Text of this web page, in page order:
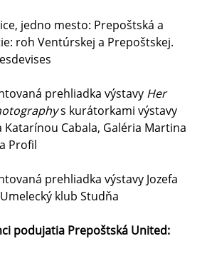
jedno mesto: Prepoštská a
roh Ventúrskej a Prepoštskej.
prehliadka výstavy Her
s kurátorkami výstavy
Katarínou Cabala, Galéria Martina
Profil
prehliadka výstavy Jozefa
klub Studňa
podujatia Prepoštská United: